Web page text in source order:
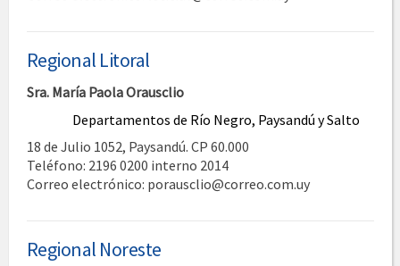
Regional Litoral
Sra. María Paola Orausclio
Departamentos de Río Negro, Paysandú y Salto
18 de Julio 1052, Paysandú. CP 60.000
Teléfono: 2196 0200 interno 2014
Correo electrónico: porausclio@correo.com.uy
Regional Noreste